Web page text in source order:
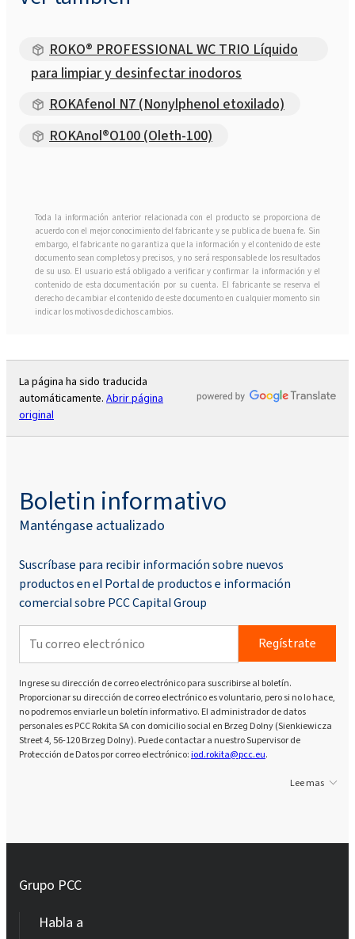
ROKO® PROFESSIONAL WC TRIO Líquido
para limpiar y desinfectar inodoros
ROKAfenol N7 (Nonylphenol etoxilado)
ROKAnol®O100 (Oleth-100)
Toda la información anterior relacionada con el producto se proporciona de
acuerdo con el mejor conocimiento del fabricante y se publica de buena fe. Sin
embargo, el fabricante no garantiza que la información y el contenido de este
documento sean completos y precisos, y no será responsable de los resultados
de su uso. El usuario está obligado a verificar y confirmar la información y el
contenido de esta documentación por su cuenta. El fabricante se reserva el
derecho de cambiar el contenido de este documento en cualquier momento sin
indicar los motivos de dichos cambios.
La página ha sido traducida
automáticamente. Abrir página
original
Boletin informativo
Manténgase actualizado
Suscríbase para recibir información sobre nuevos
productos en el Portal de productos e información
comercial sobre PCC Capital Group
Regístrate
Ingrese su dirección de correo electrónico para suscribirse al boletín.
Proporcionar su dirección de correo electrónico es voluntario, pero si no lo hace,
no podremos enviarle un boletín informativo. El administrador de datos
personales es PCC Rokita SA con domicilio social en Brzeg Dolny (Sienkiewicza
Street 4, 56-120 Brzeg Dolny). Puede contactar a nuestro Supervisor de
Protección de Datos por correo electrónico:iod.rokita@pcc.eu.
Lee mas
Grupo PCC
Habla a